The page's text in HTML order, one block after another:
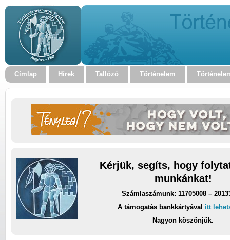
Címlap Hírek Tallózó Történelem
Kérjük, segíts, hogy
munkánkat!
Számlaszámunk: 11705008 –
A támogatás bankkártyával itt
Nagyon köszönjük.